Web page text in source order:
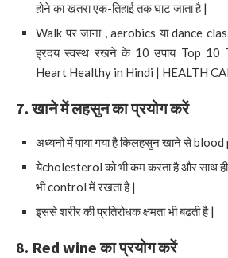
होने का खतरा एक-तिहाई तक घाट जाता है |
Walk पर जाना , aerobics या dance
ह्रदय स्वस्थ रखने के 10 उपाय Top 10
Heart Healthy in Hindi | HEALTH
7.खाने में लहसुन का प्रयोग करें
अध्यनो में पाया गया है किलहसुन खाने से blood
येcholesterol को भी कम करता है और साथ
भी control में रखता है |
इससे शरीर की प्रतिरोधक क्षमता भी बढती है |
8. Red wineका प्रयोग करें